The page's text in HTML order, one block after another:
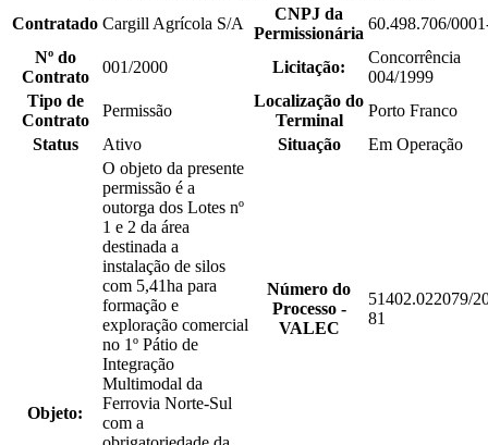
Contratado Cargill Agrícola S/A
CNPJ da
Permissionária
60.498.706/
Nº do
Contrato
001/2000 Licitação:
Concorrência
004/1999
Tipo de
Contrato
Permissão
Localização do
Terminal
Porto Franco
Status
Ativo Situação Em Operação
Objeto:
O objeto da presente
permissão é a
outorga dos Lotes nº
1 e 2 da área
destinada a
instalação de silos
com 5,41ha para
formação e
exploração comercial
no 1º Pátio de
Integração
Multimodal da
Ferrovia Norte-Sul
com a
Número do
Processo -
VALEC
51402.022079/
81